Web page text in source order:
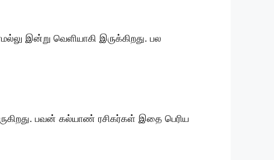
இன்று வெளியாகி இருக்கிறது. பல
பவன் கல்யாண் ரசிகர்கள் இதை பெரிய